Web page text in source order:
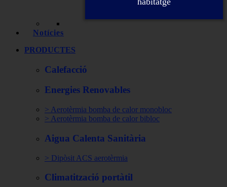
Notícies
PRODUCTES
Calefacció
Energies Renovables
> Aerotèrmia bomba de calor monobloc
> Aerotèrmia bomba de calor bibloc
Aigua Calenta Sanitària
> Dipòsit ACS aerotèrmia
Climatització portàtil